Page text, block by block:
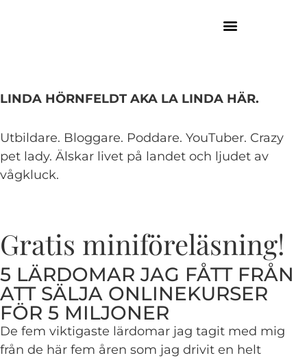
LINDA HÖRNFELDT AKA LA LINDA HÄR.​
Utbildare. Bloggare. Poddare. YouTuber. Crazy
pet lady. Älskar livet på landet och ljudet av
vågkluck.
Gratis miniföreläsning!
5 LÄRDOMAR JAG FÅTT FRÅN
ATT SÄLJA ONLINEKURSER
FÖR 5 MILJONER
De fem viktigaste lärdomar jag tagit med mig
från de här fem åren som jag drivit en helt